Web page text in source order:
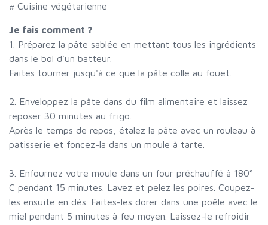
# Cuisine végétarienne
Je fais comment ?
1. Préparez la pâte sablée en mettant tous les ingrédients
dans le bol d'un batteur.
Faites tourner jusqu'à ce que la pâte colle au fouet.
2. Enveloppez la pâte dans du film alimentaire et laissez
reposer 30 minutes au frigo.
Après le temps de repos, étalez la pâte avec un rouleau à
patisserie et foncez-la dans un moule à tarte.
3. Enfournez votre moule dans un four préchauffé à 180°
C pendant 15 minutes. Lavez et pelez les poires. Coupez-
les ensuite en dés. Faites-les dorer dans une poêle avec le
miel pendant 5 minutes à feu moyen. Laissez-le refroidir